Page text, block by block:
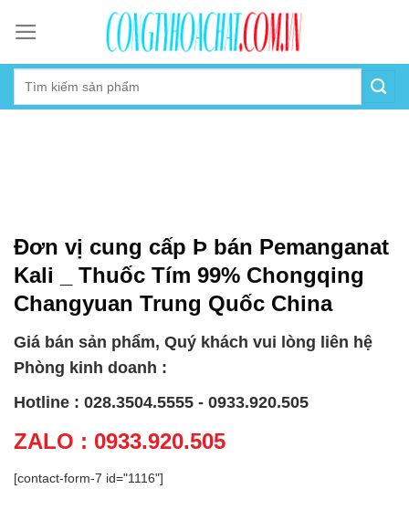
content
Đơn vị cung cấp Þ bán Pemanganat
Kali _ Thuốc Tím 99% Chongqing
Changyuan Trung Quốc China
Giá bán sản phẩm, Quý khách vui lòng liên hệ
Phòng kinh doanh :
Hotline : 028.3504.5555 - 0933.920.505
ZALO : 0933.920.505
[contact-form-7 id="1116"]